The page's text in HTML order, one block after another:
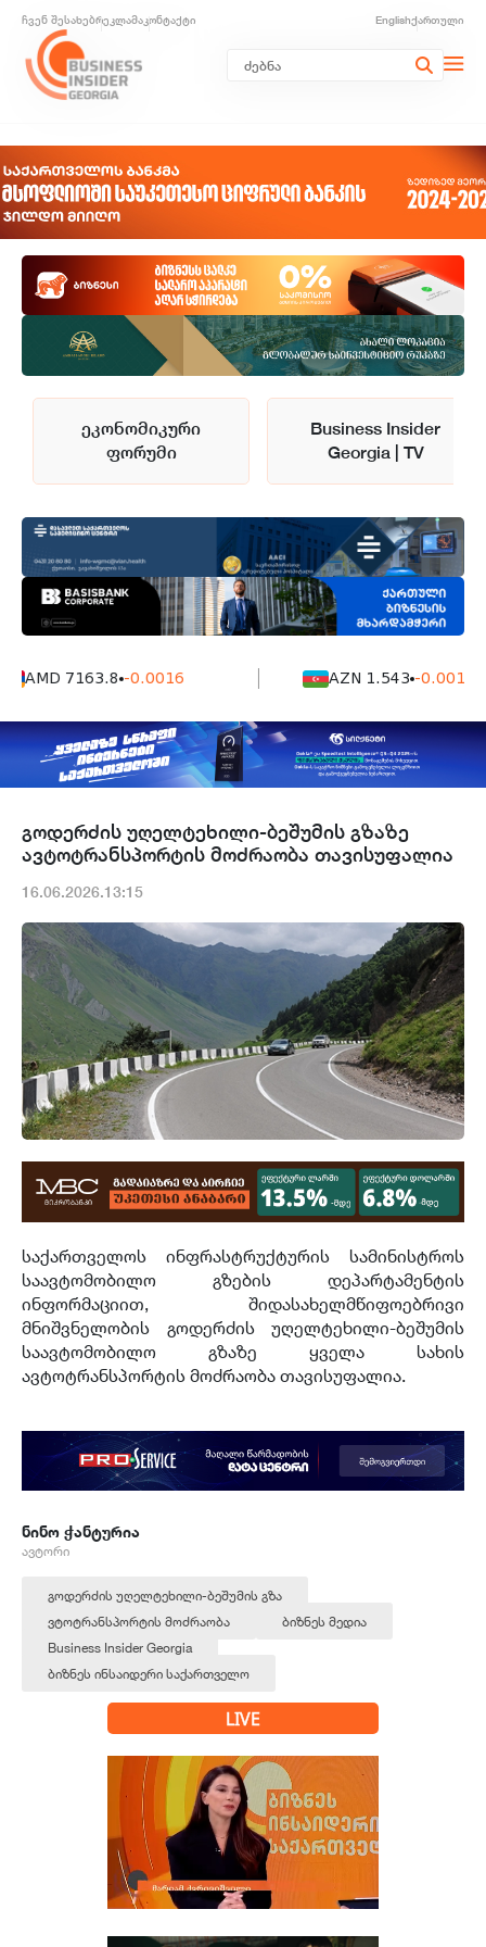
ჩვენ შესახებრეკლამაკონტაქტი Englishქართული
ეკონომიკური
ფორუმი
Business Insider
Georgia | TV
AMD 7163.8 -0.0016 AZN 1.543 -0.001
გოდერძის უღელტეხილი-ბეშუმის გზაზე
ავტოტრანსპორტის მოძრაობა თავისუფალია
16.06.2026.13:15
საქართველოს ინფრასტრუქტურის სამინისტროს
საავტომობილო გზების დეპარტამენტის
ინფორმაციით, შიდასახელმწიფოებრივი
მნიშვნელობის გოდერძის უღელტეხილი-ბეშუმის
საავტომობილო გზაზე ყველა სახის
ავტოტრანსპორტის მოძრაობა თავისუფალია.
ნინო ჭანტურია
ავტორი
გოდერძის უღელტეხილი-ბეშუმის გზა
ვტოტრანსპორტის მოძრაობა
ბიზნეს მედია
Business Insider Georgia
ბიზნეს ინსაიდერი საქართველო
LIVE